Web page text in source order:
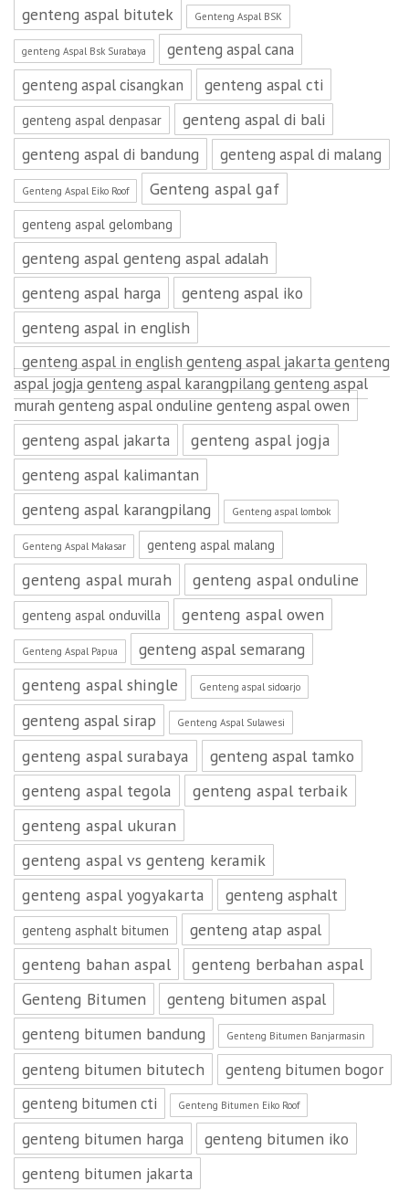
genteng aspal bitutek
Genteng Aspal BSK
genteng Aspal Bsk Surabaya
genteng aspal cana
genteng aspal cisangkan
genteng aspal cti
genteng aspal denpasar
genteng aspal di bali
genteng aspal di bandung
genteng aspal di malang
Genteng Aspal Eiko Roof Genteng aspal gaf
genteng aspal gelombang
genteng aspal genteng aspal adalah
genteng aspal harga
genteng aspal iko
genteng aspal in english
genteng aspal in english genteng aspal jakarta genteng
aspal jogja genteng aspal karangpilang genteng aspal
murah genteng aspal onduline genteng aspal owen
genteng aspal jakarta
genteng aspal jogja
genteng aspal kalimantan
genteng aspal karangpilang
Genteng aspal lombok
Genteng Aspal Makasar genteng aspal malang
genteng aspal murah genteng aspal onduline
genteng aspal onduvilla genteng aspal owen
Genteng Aspal Papua
genteng aspal semarang
genteng aspal shingle
Genteng aspal sidoarjo
genteng aspal sirap Genteng Aspal Sulawesi
genteng aspal surabaya
genteng aspal tamko
genteng aspal tegola
genteng aspal terbaik
genteng aspal ukuran
genteng aspal vs genteng keramik
genteng aspal yogyakarta
genteng asphalt
genteng asphalt bitumen
genteng atap aspal
genteng bahan aspal
genteng berbahan aspal
Genteng Bitumen
genteng bitumen aspal
genteng bitumen bandung
Genteng Bitumen Banjarmasin
genteng bitumen bitutech
genteng bitumen bogor
genteng bitumen cti
Genteng Bitumen Eiko Roof
genteng bitumen harga
genteng bitumen iko
genteng bitumen jakarta